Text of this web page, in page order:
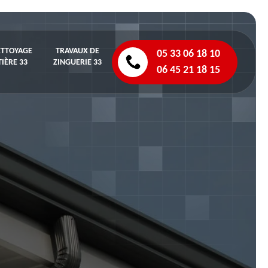
33
TRAVAUX DE
ZINGUERIE 33
05 33 06 18 10
06 45 21 18 15